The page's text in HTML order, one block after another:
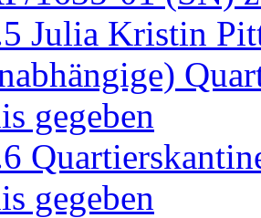
Julia Kristin
gegeben
gegeben